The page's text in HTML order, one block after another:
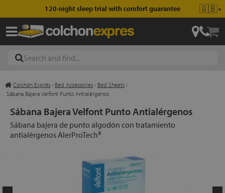
120-night sleep trial with comfort guarantee 🇬🇧▼
Colchón Exprés › Bed Accessories › Bed Sheets ›
Sábana Bajera Velfont Punto Antialérgenos
Sábana Bajera Velfont Punto Antialérgenos
Sábana bajera de punto algodón con tratamiento
antialérgenos AlerProTech®